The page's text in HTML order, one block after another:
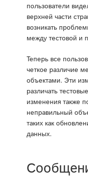
пользователи
верхней части
возникать
между тестовой и
Теперь все
четкое различие
объектами. Эти
различать
изменения также
неправильный
таких как
данных.